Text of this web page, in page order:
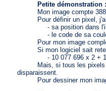
Petite démonstration :
Mon image compte
Pour définir un pixel, j'ai
- sa position dans
- le code de sa
Pour mon image
Si mon logiciel sait retenir
- 10 077 696 x 2 +
Mais, si tous les pixels de
disparaissent.
Pour dessiner mon